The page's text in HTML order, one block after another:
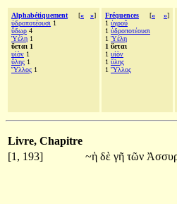
Alphabétiquement [« »]
ὑδροποτέουσι 1
ὕδωρ 4
Ὑέλη 1
ὕεται 1
υἱὸν 1
ὕλης 1
Ὕλλος 1
Fréquences [« »]
1 ὑγροῦ
1 ὑδροποτέουσι
1 Ὑέλη
1 ὕεται
1 υἱὸν
1 ὕλης
1 Ὕλλος
Livre, Chapitre
[1, 193]
~ἡ δὲ γῆ τῶν